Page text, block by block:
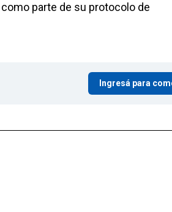
parte de su protocolo de
Ingresá para